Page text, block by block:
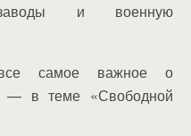
и военную
самое важное о
— в теме «Свободной